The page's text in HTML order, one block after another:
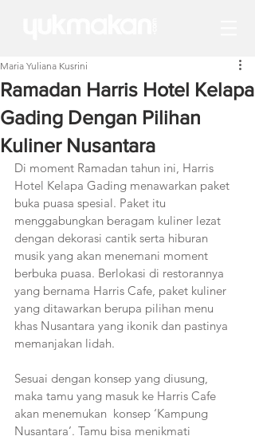
Ramadan Harris Hotel Kelapa
Gading Dengan Pilihan
Kuliner Nusantara
Maria Yuliana Kusrini
Di moment Ramadan tahun ini, Harris
Hotel Kelapa Gading menawarkan paket
buka puasa spesial. Paket itu
menggabungkan beragam kuliner lezat
dengan dekorasi cantik serta hiburan
musik yang akan menemani moment
berbuka puasa. Berlokasi di restorannya
yang bernama Harris Cafe, paket kuliner
yang ditawarkan berupa pilihan menu
khas Nusantara yang ikonik dan pastinya
memanjakan lidah.
Sesuai dengan konsep yang diusung,
maka tamu yang masuk ke Harris Cafe
akan menemukan  konsep ‘Kampung
Nusantara’. Tamu bisa menikmati